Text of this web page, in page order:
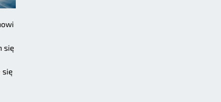
się
się